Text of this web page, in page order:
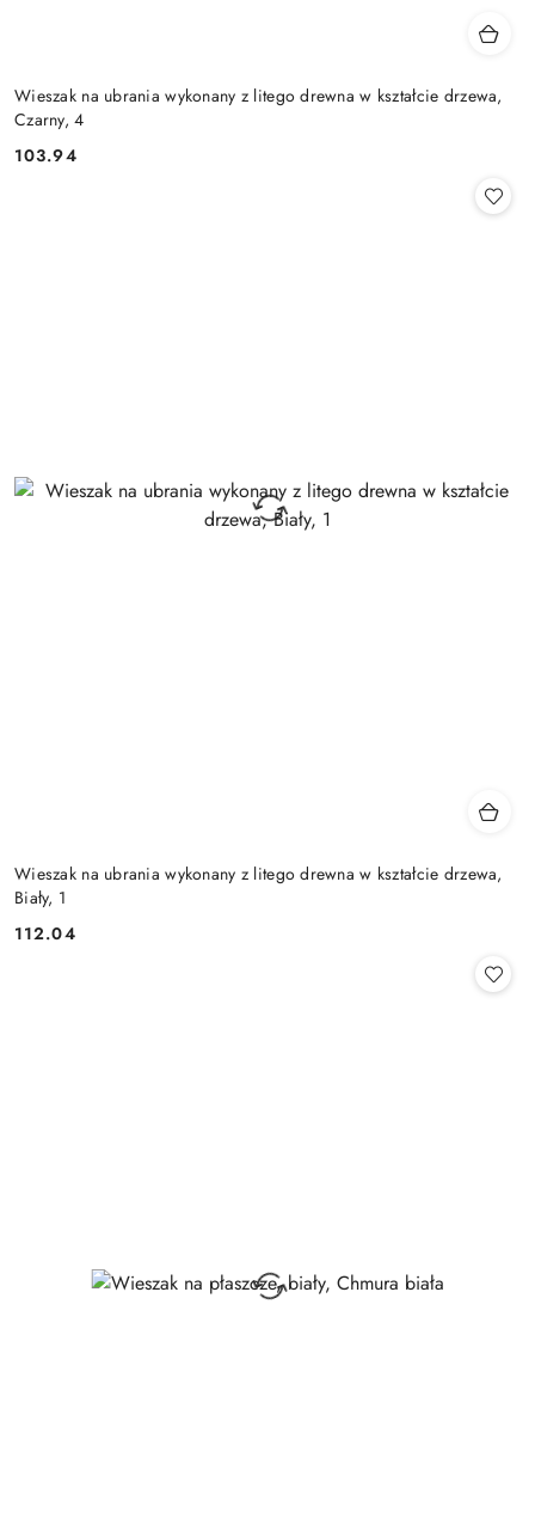
Wieszak na ubrania wykonany z litego drewna w kształcie drzewa,
Czarny, 4
Cena:
103.94
Wieszak na ubrania wykonany z litego drewna w kształcie drzewa,
Biały, 1
Cena:
112.04